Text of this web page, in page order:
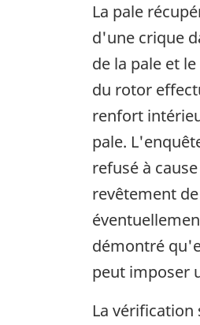
La pale
d'une crique
de la pale et
du rotor
renfort
pale.
refusé à
revêtement
démontré
peut imposer
La